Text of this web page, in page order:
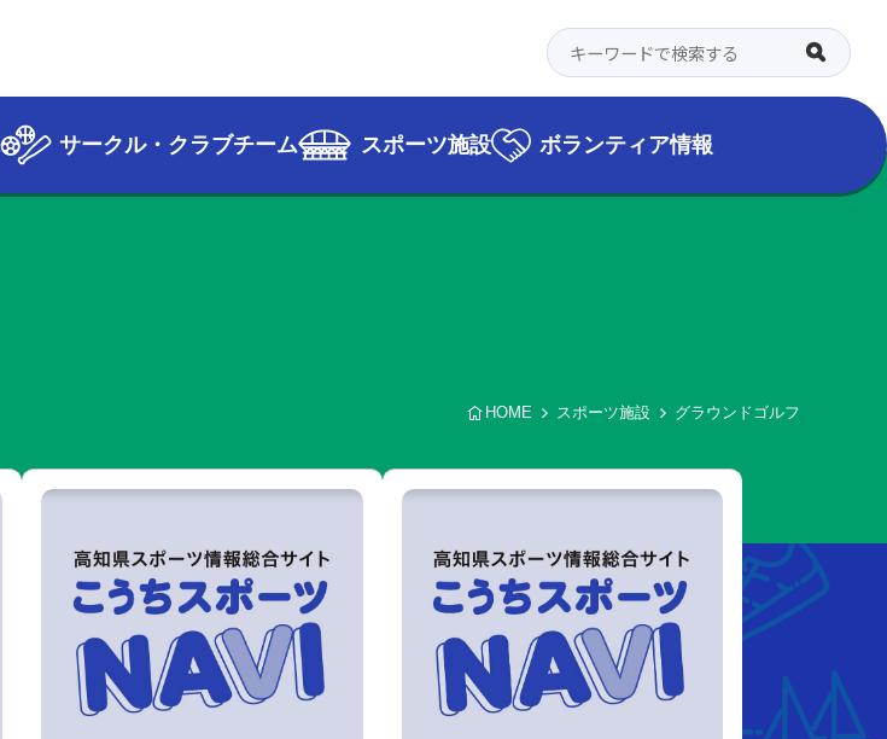
サークル・クラブチーム スポーツ施設 ボランティア情報
HOME スポーツ施設 グラウンドゴルフ